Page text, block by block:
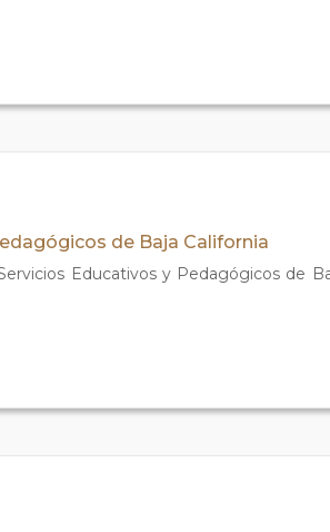
de Baja California
Educativos y Pedagógicos de